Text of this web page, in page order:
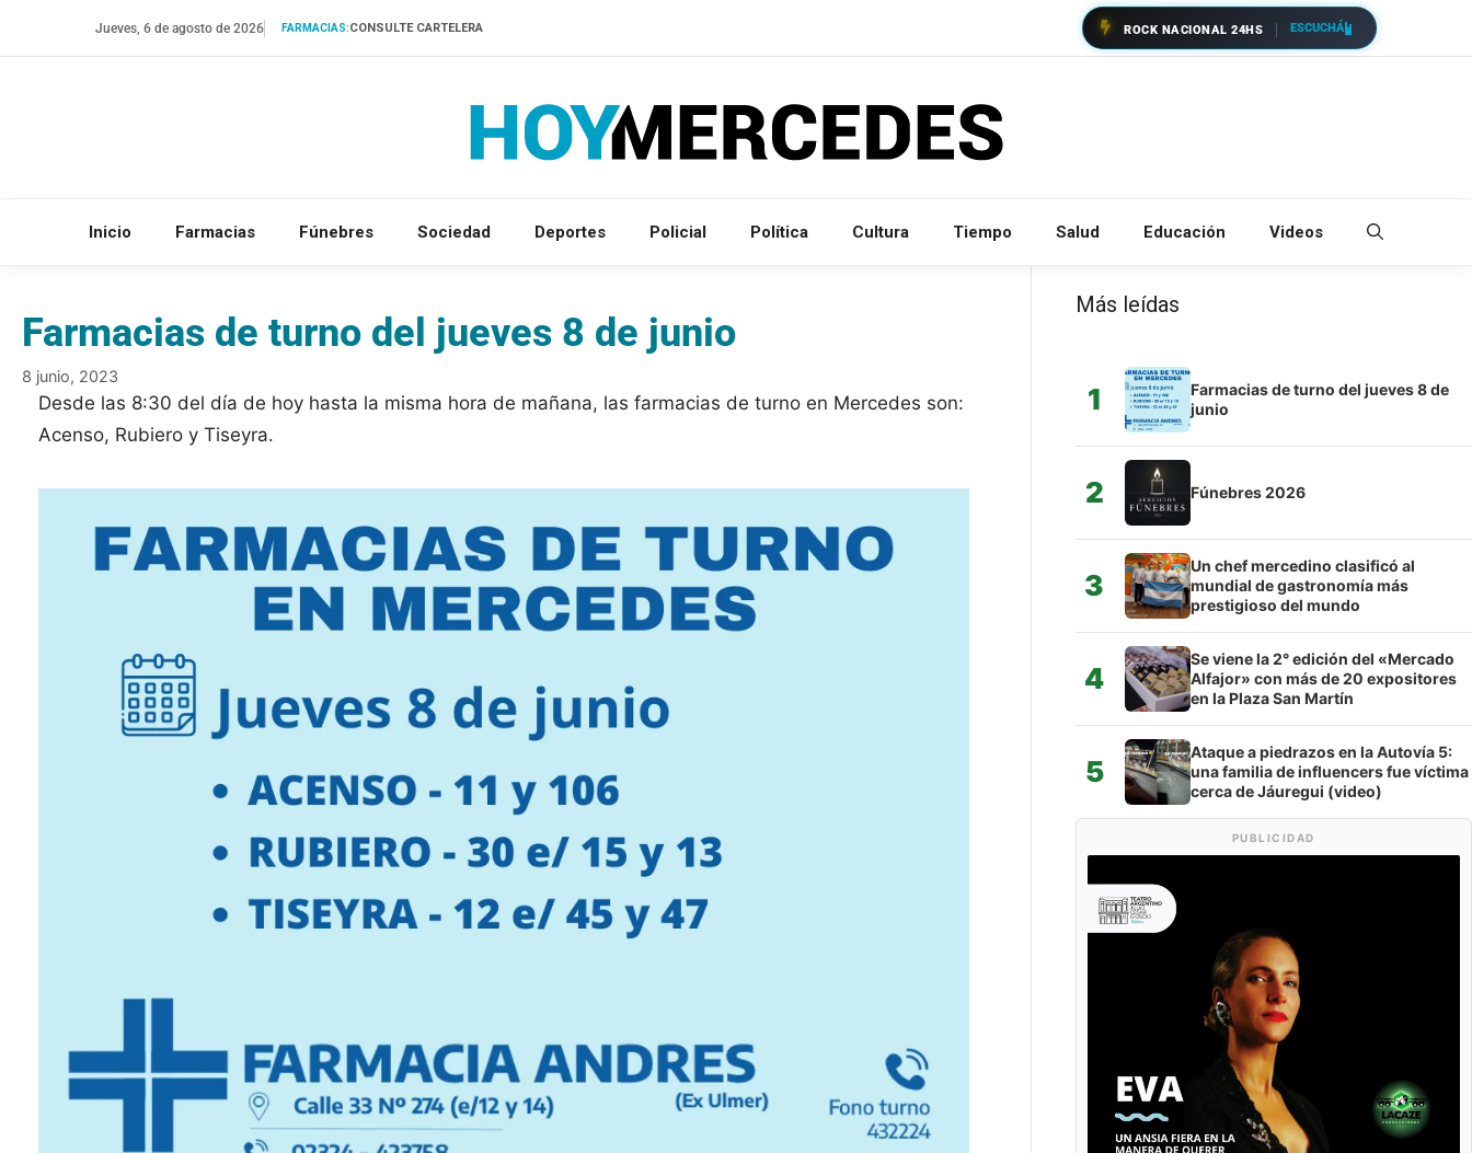
Jueves, 6 de agosto de 2026 FARMACIAS:CONSULTE CARTELERA ROCK NACIONAL 24HS ESCUCHÁ
Inicio Farmacias Fúnebres Sociedad Deportes Policial Política Cultura Tiempo Salud Educación Videos
Farmacias de turno del jueves 8 de junio
8 junio, 2023
Desde las 8:30 del día de hoy hasta la misma hora de mañana, las farmacias de turno en Mercedes son:
Acenso, Rubiero y Tiseyra.
Más leídas
1
Farmacias de turno del jueves 8 de
junio
2 Fúnebres 2026
3
Un chef mercedino clasificó al
mundial de gastronomía más
prestigioso del mundo
4
Se viene la 2° edición del «Mercado
Alfajor» con más de 20 expositores
en la Plaza San Martín
5
Ataque a piedrazos en la Autovía 5:
una familia de influencers fue víctima
cerca de Jáuregui (video)
PUBLICIDAD